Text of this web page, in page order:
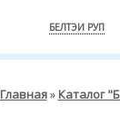
БЕЛТЭИ РУП
Главная» Каталог